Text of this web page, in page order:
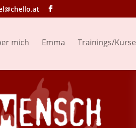
mich Emma Trainings/Kurse